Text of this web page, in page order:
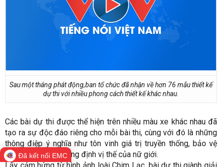
Sau một tháng phát động,ban tổ chức đã nhận về hơn 76 mẫu thiết kế
dự thi với nhiều phong cách thiết kế khác nhau.
Các bài dự thi được thể hiện trên nhiều màu xe khác nhau đã
tạo ra sự độc đáo riêng cho mỗi bài thi, cùng với đó là những
thông điệp ý nghĩa như tôn vinh giá trị truyền thống, bảo vệ
môi trường hay khẳng định vị thế của nữ giới.
Đã kết nối EMC